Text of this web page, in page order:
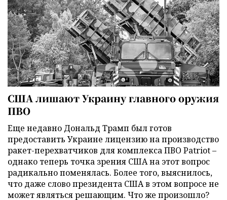
США лишают Украину главного оружия
ПВО
Еще недавно Дональд Трамп был готов
предоставить Украине лицензию на производство
ракет-перехватчиков для комплекса ПВО Patriot –
однако теперь точка зрения США на этот вопрос
радикально поменялась. Более того, выяснилось,
что даже слово президента США в этом вопросе не
может являться решающим. Что же произошло?